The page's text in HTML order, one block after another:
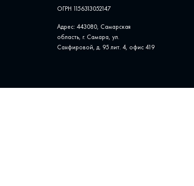
ОГРН 1156313052147
Адрес: 443080, Самарская
область, г. Самара, ул. ​
Санфировой, д. 95 лит. 4, офис ​419